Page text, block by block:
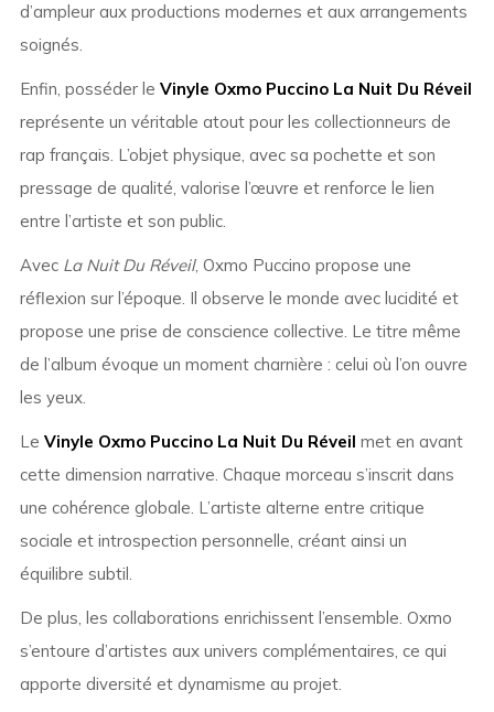
d’ampleur aux productions modernes et aux arrangements
soignés.
Enfin, posséder le Vinyle Oxmo Puccino La Nuit Du Réveil
représente un véritable atout pour les collectionneurs de
rap français. L’objet physique, avec sa pochette et son
pressage de qualité, valorise l’œuvre et renforce le lien
entre l’artiste et son public.
Avec La Nuit Du Réveil, Oxmo Puccino propose une
réflexion sur l’époque. Il observe le monde avec lucidité et
propose une prise de conscience collective. Le titre même
de l’album évoque un moment charnière : celui où l’on ouvre
les yeux.
Le Vinyle Oxmo Puccino La Nuit Du Réveil met en avant
cette dimension narrative. Chaque morceau s’inscrit dans
une cohérence globale. L’artiste alterne entre critique
sociale et introspection personnelle, créant ainsi un
équilibre subtil.
De plus, les collaborations enrichissent l’ensemble. Oxmo
s’entoure d’artistes aux univers complémentaires, ce qui
apporte diversité et dynamisme au projet.